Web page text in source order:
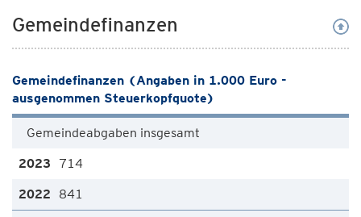
Gemeindefinanzen
Gemeindefinanzen (Angaben in 1.000 Euro -
ausgenommen Steuerkopfquote)
Gemeindeabgaben insgesamt
714
841